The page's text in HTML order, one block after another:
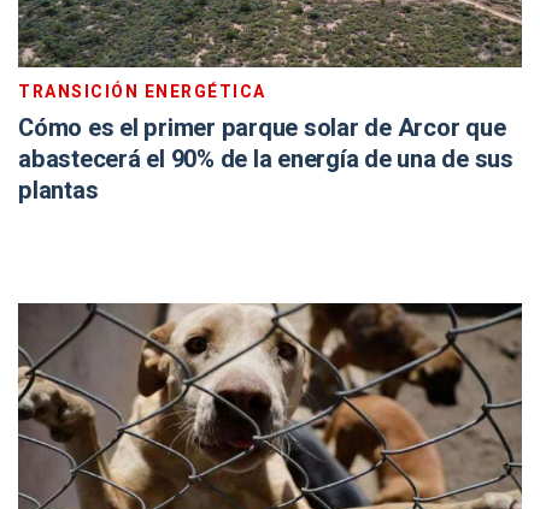
TRANSICIÓN ENERGÉTICA
Cómo es el primer parque solar de Arcor que
abastecerá el 90% de la energía de una de sus
plantas